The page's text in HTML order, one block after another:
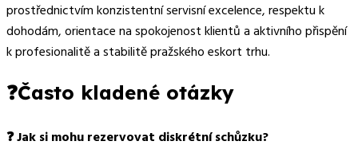
prostřednictvím konzistentní servisní excelence, respektu k
dohodám, orientace na spokojenost klientů a aktivního přispění
k profesionalitě a stabilitě pražského eskort trhu.
❓Často kladené otázky
❓ Jak si mohu rezervovat diskrétní schůzku?